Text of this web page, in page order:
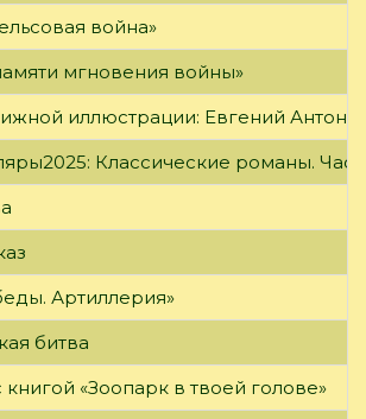
война»
мгновения войны»
иллюстрации: Евгений
Классические романы.
Артиллерия»
битва
«Зоопарк в твоей голове»